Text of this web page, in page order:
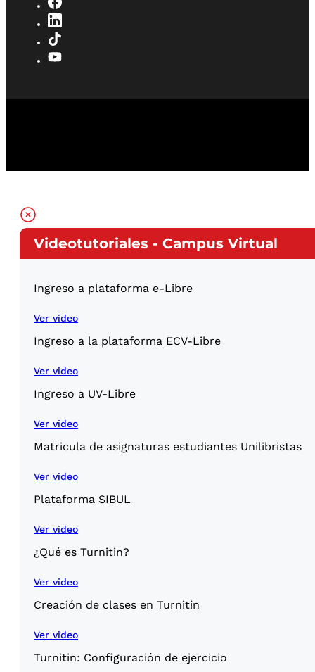
Videotutoriales - Campus Virtual
Ingreso a plataforma e-Libre
Ver video
Ingreso a la plataforma ECV-Libre
Ver video
Ingreso a UV-Libre
Ver video
Matricula de asignaturas estudiantes Unilibristas
Ver video
Plataforma SIBUL
Ver video
¿Qué es Turnitin?
Ver video
Creación de clases en Turnitin
Ver video
Turnitin: Configuración de ejercicio